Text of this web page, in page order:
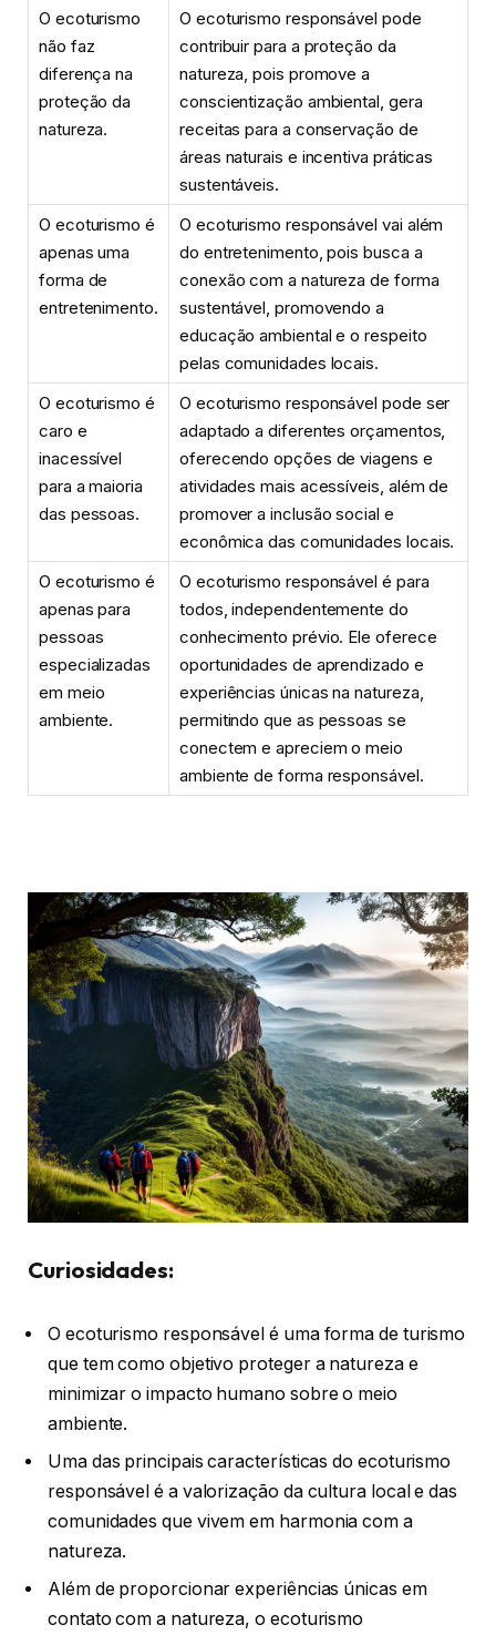
O ecoturismo
não faz
diferença na
proteção da
natureza.
O ecoturismo responsável pode
contribuir para a proteção da
natureza, pois promove a
conscientização ambiental, gera
receitas para a conservação de
áreas naturais e incentiva práticas
sustentáveis.
O ecoturismo é
apenas uma
forma de
entretenimento.
O ecoturismo responsável vai além
do entretenimento, pois busca a
conexão com a natureza de forma
sustentável, promovendo a
educação ambiental e o respeito
pelas comunidades locais.
O ecoturismo é
caro e
inacessível
para a maioria
das pessoas.
O ecoturismo responsável pode ser
adaptado a diferentes orçamentos,
oferecendo opções de viagens e
atividades mais acessíveis, além de
promover a inclusão social e
econômica das comunidades locais.
O ecoturismo é
apenas para
pessoas
especializadas
em meio
ambiente.
O ecoturismo responsável é para
todos, independentemente do
conhecimento prévio. Ele oferece
oportunidades de aprendizado e
experiências únicas na natureza,
permitindo que as pessoas se
conectem e apreciem o meio
ambiente de forma responsável.
Curiosidades:
O ecoturismo responsável é uma forma de turismo
que tem como objetivo proteger a natureza e
minimizar o impacto humano sobre o meio
ambiente.
Uma das principais características do ecoturismo
responsável é a valorização da cultura local e das
comunidades que vivem em harmonia com a
natureza.
Além de proporcionar experiências únicas em
contato com a natureza, o ecoturismo